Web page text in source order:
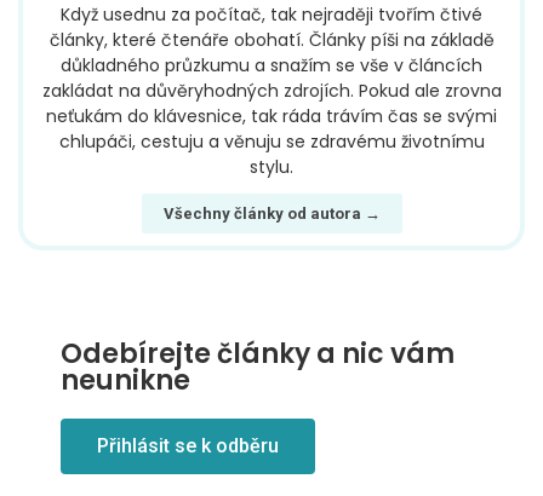
Když usednu za počítač, tak nejraději tvořím čtivé
články, které čtenáře obohatí. Články píši na základě
důkladného průzkumu a snažím se vše v článcích
zakládat na důvěryhodných zdrojích. Pokud ale zrovna
neťukám do klávesnice, tak ráda trávím čas se svými
chlupáči, cestuju a věnuju se zdravému životnímu
stylu.
Všechny články od autora →
Odebírejte články a nic vám
neunikne
Přihlásit se k odběru